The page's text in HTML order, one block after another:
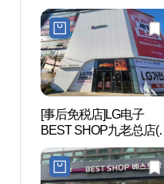
점)
[事后免税店]LG电子
BEST SHOP九老总店
전자 베스트샵 구로본